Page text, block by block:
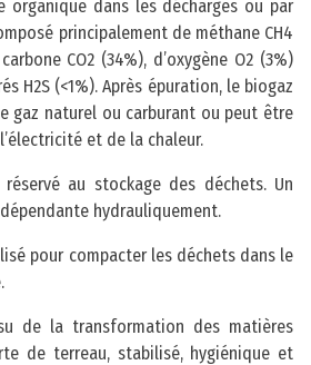
organique dans les décharges ou par
principalement de méthane CH4
CO2 (34%), d’oxygène O2 (3%)
H2S (<1%). Après épuration, le biogaz
gaz naturel ou carburant ou peut être
et de la chaleur.
réservé au stockage des déchets. Un
hydrauliquement.
pour compacter les déchets dans le
de la transformation des matières
de terreau, stabilisé, hygiénique et